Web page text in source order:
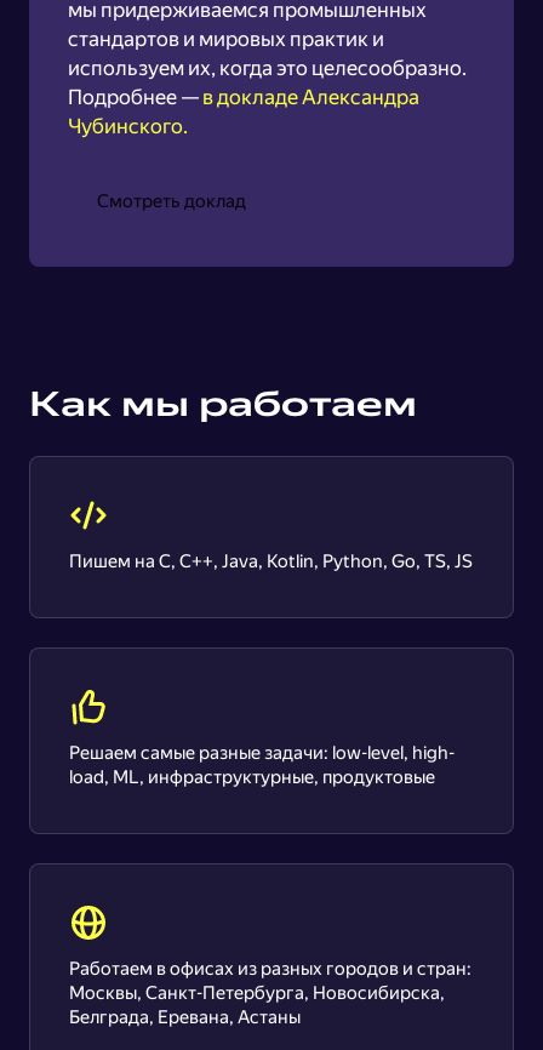
мы придерживаемся промышленных
стандартов и мировых практик и
используем их, когда это целесообразно.
Подробнее — в докладе Александра
Чубинского.
Смотреть доклад
Как мы работаем
Пишем на С, С++, Java, Kotlin, Python, Go, TS, JS
Решаем самые разные задачи: low-level, high-
load, ML, инфраструктурные, продуктовые
Работаем в офисах из разных городов и стран:
Москвы, Санкт-Петербурга, Новосибирска,
Белграда, Еревана, Астаны